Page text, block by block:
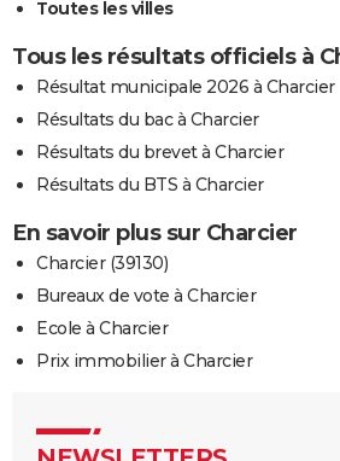
Toutes les villes
Tous les résultats officiels à
Résultat municipale 2026 à Charcier
Résultats du bac à Charcier
Résultats du brevet à Charcier
Résultats du BTS à Charcier
En savoir plus sur Charcier
Charcier (39130)
Bureaux de vote à Charcier
Ecole à Charcier
Prix immobilier à Charcier